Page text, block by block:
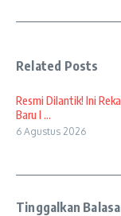
Related Posts
Resmi Dilantik! Ini
Baru I ...
6 Agustus 2026
Tinggalkan